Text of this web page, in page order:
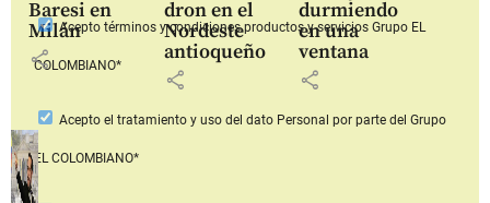
Baresi en
Milán
share
dron en el
Nordeste
antioqueño
share
durmiendo
en una
ventana
share
Aceptotérminos y condiciones productos y serviciosGrupo EL
COLOMBIANO*
Acepto el tratamiento y uso del dato Personal por parte del Grupo
EL COLOMBIANO*